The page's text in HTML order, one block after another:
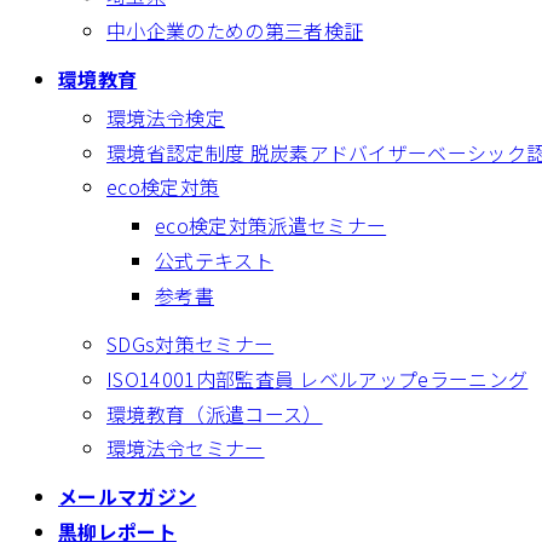
中小企業のための第三者検証
環境教育
環境法令検定
環境省認定制度 脱炭素アドバイザーベーシック
eco検定対策
eco検定対策派遣セミナー
公式テキスト
参考書
SDGs対策セミナー
ISO14001内部監査員 レベルアップeラーニング
環境教育（派遣コース）
環境法令セミナー
メールマガジン
黒柳レポート